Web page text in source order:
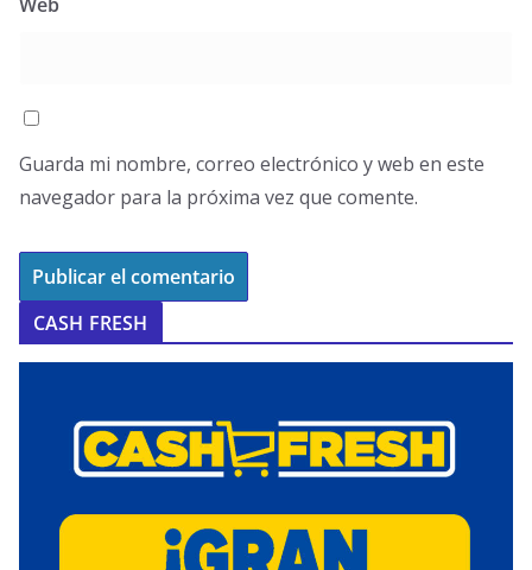
Guarda mi nombre, correo electrónico y web en este
navegador para la próxima vez que comente.
CASH FRESH